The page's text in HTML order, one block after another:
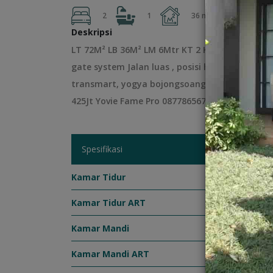
2 1 36 m 72 m
Deskripsi
LT 72M² LB 36M² LM 6Mtr KT 2 KM 1 Air
gate system Jalan luas , posisi hook 24 hour
transmart, yogya bojongsoang. 5mnt ke tol
425Jt Yovie Fame Pro 087786567388 /
Spesifikasi
Kamar Tidur : 2
Kamar Tidur ART : 0
Kamar Mandi : 1
Kamar Mandi ART : 0